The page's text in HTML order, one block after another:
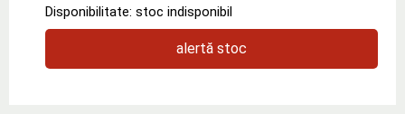
Disponibilitate: stoc indisponibil
alertă stoc